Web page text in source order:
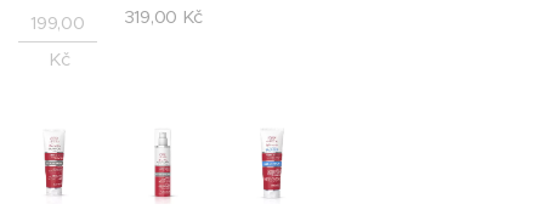
199,00
Kč
319,00 Kč